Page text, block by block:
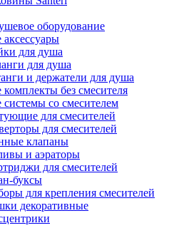
оборудование
для душа
для душа
и держатели для душа
без смесителя
со смесителем
для смесителей
для смесителей
клапаны
и аэраторы
для смесителей
буксы
для крепления смесителей
декоративные